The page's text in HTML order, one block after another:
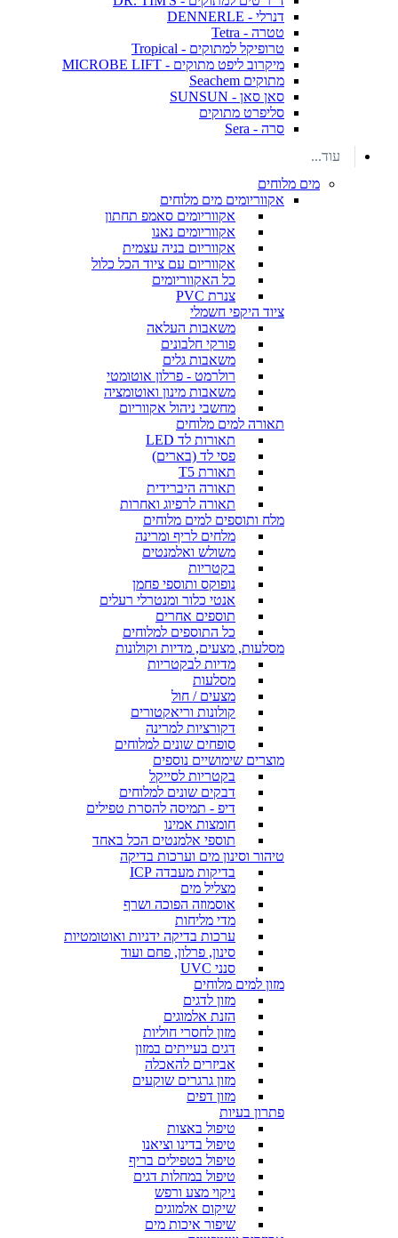
דנרלי - DENNERLE
טטרה - Tetra
טרופיקל למתוקים - Tropical
מיקרוב ליפט מתוקים - MICROBE LIFT
מתוקים Seachem
סאן סאן - SUNSUN
סליפרט מתוקים
סרה - Sera
עוד...
מים מלוחים
אקווריומים מים מלוחים
אקווריומים סאמפ תחתון
אקווריומים נאנו
אקווריום בניה עצמית
אקווריום עם ציוד הכל כלול
כל האקווריומים
צנרת PVC
ציוד היקפי חשמלי
משאבות העלאה
פורקי חלבונים
משאבות גלים
רולרמט - פרלון אוטומטי
משאבות מינון ואוטומציה
מחשבי ניהול אקווריום
תאורה למים מלוחים
תאורות לד LED
פסי לד (בארים)
תאורת T5
תאורה היברידית
תאורה לרפיוג ואחרות
מלח ותוספים למים מלוחים
מלחים לריף ומרינה
משולש ואלמנטים
בקטריות
נופוקס ותוספי פחמן
אנטי כלור ומנטרלי רעלים
תוספים אחרים
כל התוספים למלוחים
מסלעות, מצעים, מדיות וקולונות
מדיות לבקטריות
מסלעות
מצעים / חול
קולונות וריאקטורים
דקורציות למרינה
סופחים שונים למלוחים
מוצרים שימושיים נוספים
בקטריות לסייקל
דבקים שונים למלוחים
דיפ - תמיסה להסרת טפילים
חומצות אמינו
תוספי אלמנטים הכל באחד
טיהור וסינון מים וערכות בדיקה
בדיקות מעבדה ICP
מצליל מים
אוסמוזה הפוכה ושרף
מדי מליחות
ערכות בדיקה ידניות ואוטומטיות
סינון, פרלון, פחם ועוד
סנני UVC
מזון למים מלוחים
מזון לדגים
הזנת אלמוגים
מזון לחסרי חוליות
דגים בעייתים במזון
אביזרים להאכלה
מזון גרגרים שוקעים
מזון דפים
פתרון בעיות
טיפול באצות
טיפול בדינו וציאנו
טיפול בטפילים בריף
טיפול במחלות דגים
ניקוי מצע ורפש
שיקום אלמוגים
שיפור איכות מים